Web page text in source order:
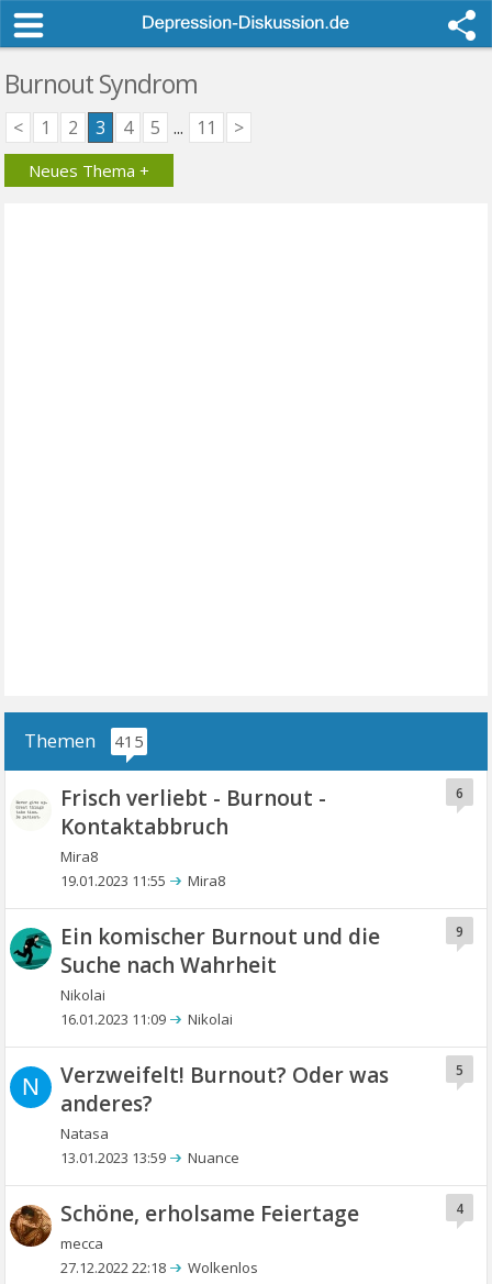
Burnout Syndrom
< 1 2 3 4 5 ... 11 >
Neues Thema +
Themen 415
Frisch verliebt - Burnout -
Kontaktabbruch
Mira8
6
19.01.2023 11:55 Mira8
Ein komischer Burnout und die
Suche nach Wahrheit
Nikolai
9
16.01.2023 11:09 Nikolai
N
Verzweifelt! Burnout? Oder was
anderes?
Natasa
5
13.01.2023 13:59 Nuance
Schöne, erholsame Feiertage
mecca
4
27.12.2022 22:18 Wolkenlos